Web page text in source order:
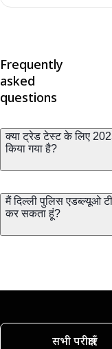
Frequently
asked
questions
क्या ट्रेड टेस्ट के लिए
किया गया है?
मैं दिल्ली पुलिस एडब्ल्यूओ
कर सकता हूं?
सभी परीक्षाएँ